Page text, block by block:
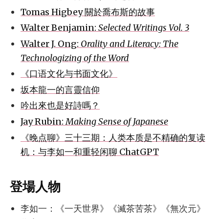
Tomas Higbey 關於喬布斯的故事
Walter Benjamin: Selected Writings Vol. 3
Walter J. Ong: Orality and Literacy: The
Technologizing of the Word
《口语文化与书面文化》
坂本龍一的言靈信仰
吟出來也是好詩嗎？
Jay Rubin:Making Sense of Japanese
《晚点聊》三十三期：人类本质是不精确的复读
机：与李如一和重轻闲聊 ChatGPT
登場人物
李如一：《一天世界》《滅茶苦茶》《無次元》